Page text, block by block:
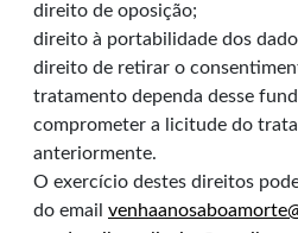
direito de oposição;
direito à portabilidade dos
direito de retirar o
tratamento dependa desse
comprometer a licitude do
anteriormente.
O exercício destes direitos
do email